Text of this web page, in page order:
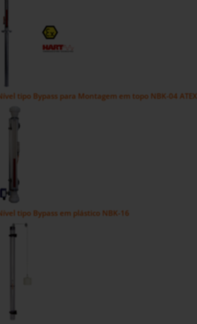
tipo Bypass para Montagem em topo NBK-04 ATEX
tipo Bypass em plástico NBK-16